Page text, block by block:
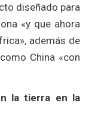
diseñado para
«y que ahora
además de
China «con
la tierra en la